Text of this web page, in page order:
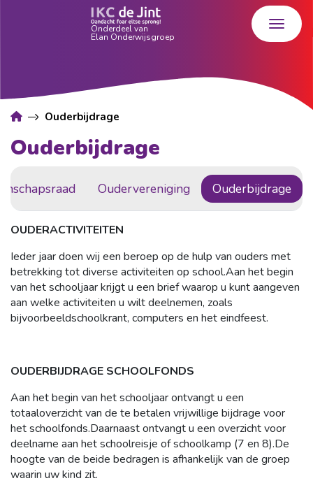
Ouderbijdrage
Ouderbijdrage
Oudervereniging Ouderbijdrage
OUDERACTIVITEITEN
Ieder jaar doen wij een beroep op de hulp van ouders met
betrekking tot diverse activiteiten op school.Aan het begin
van het schooljaar krijgt u een brief waarop u kunt aangeven
aan welke activiteiten u wilt deelnemen, zoals
bijvoorbeeldschoolkrant, computers en het eindfeest.
OUDERBIJDRAGE SCHOOLFONDS
Aan het begin van het schooljaar ontvangt u een
totaaloverzicht van de te betalen vrijwillige bijdrage voor
het schoolfonds.Daarnaast ontvangt u een overzicht voor
deelname aan het schoolreisje of schoolkamp (7 en 8).De
hoogte van de beide bedragen is afhankelijk van de groep
waarin uw kind zit.